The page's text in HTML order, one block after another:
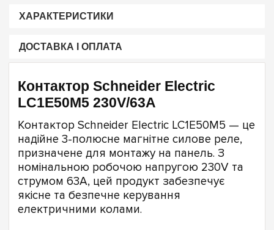
ХАРАКТЕРИСТИКИ
ДОСТАВКА І ОПЛАТА
Контактор Schneider Electric
LC1E50M5 230V/63A
Контактор Schneider Electric LC1E50M5 — це
надійне 3-полюсне магнітне силове реле,
призначене для монтажу на панель. З
номінальною робочою напругою 230V та
струмом 63A, цей продукт забезпечує
якісне та безпечне керування
електричними колами.